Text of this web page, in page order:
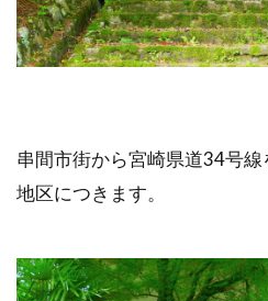
串間市街から宮崎県道34号
地区につきます。